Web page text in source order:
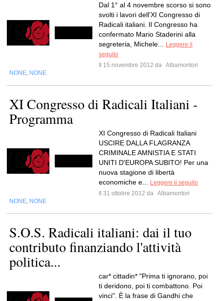
Dal 1° al 4 novembre scorso si sono
svolti i lavori dell'XI Congresso di
Radicali italiani. Il Congresso ha
confermato Mario Staderini alla
segreteria, Michele...
Leggere il
seguito
Il 15 novembre 2012 da Albamontori
NONE NONE
XI Congresso di Radicali Italiani -
Programma
XI Congresso di Radicali Italiani
USCIRE DALLA FLAGRANZA
CRIMINALE AMNISTIA E STATI
UNITI D'EUROPA SUBITO! Per una
nuova stagione di libertà
economiche e...
Leggere il seguito
Il 31 ottobre 2012 da Albamontori
NONE NONE
S.O.S. Radicali italiani: dai il tuo
contributo finanziando l'attività
politica...
car* cittadin* "Prima ti ignorano, poi
ti deridono, poi ti combattono. Poi
vinci". È la frase di Gandhi che